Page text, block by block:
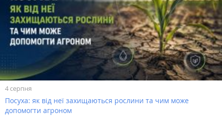
4 серпня
Посуха: як від неї захищаються рослини та чим може
допомогти агроном